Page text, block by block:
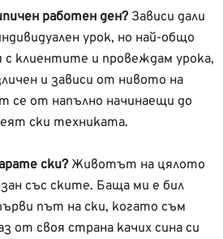
работен ден? Зависи дали
урок, но най-общо
с клиентите и провеждам урока,
и зависи от нивото на
се от напълно начинаещи до
ски техниката.
ски? Животът на цялото
със ските. Баща ми е бил
път на ски, когато съм
от своя страна качих сина си